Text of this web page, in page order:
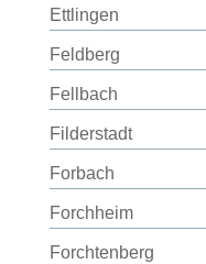
Ettlingen
Feldberg
Fellbach
Filderstadt
Forbach
Forchheim
Forchtenberg